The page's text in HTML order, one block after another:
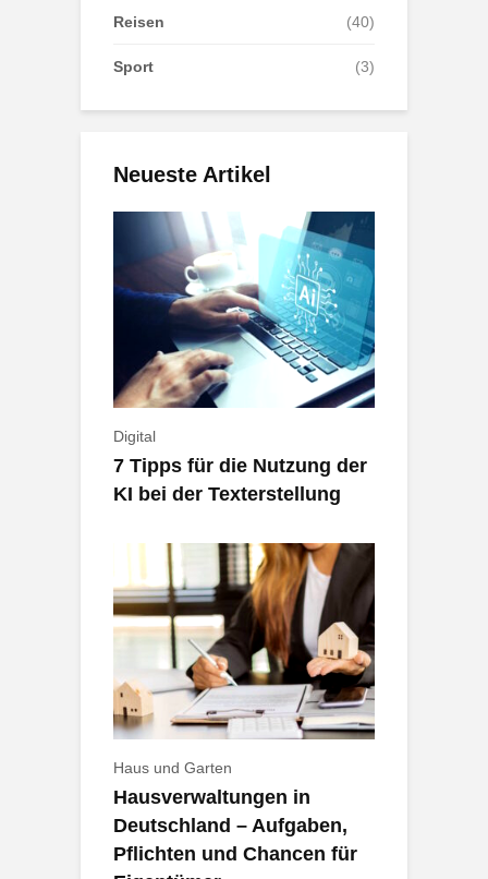
Reisen (40)
Sport (3)
Neueste Artikel
Digital
7 Tipps für die Nutzung der
KI bei der Texterstellung
Haus und Garten
Hausverwaltungen in
Deutschland – Aufgaben,
Pflichten und Chancen für